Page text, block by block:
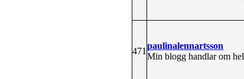
471
paulinalennartsson
Min blogg handlar om